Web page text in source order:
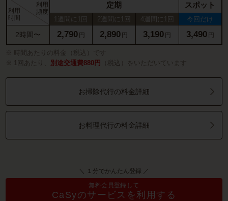
利用
時間
利用
頻度
定期 スポット
1週間に1回 2週間に1回 4週間に1回 今回だけ
2時間〜 2,790 円 2,890 円 3,190 円 3,490 円
時間あたりの料金（税込）です
1回あたり、
別途交通費880円 （税込）をいただいています
お掃除代行の料金詳細
お料理代行の料金詳細
＼ １分でかんたん登録 ／
無料会員登録して
CaSyのサービスを利用する